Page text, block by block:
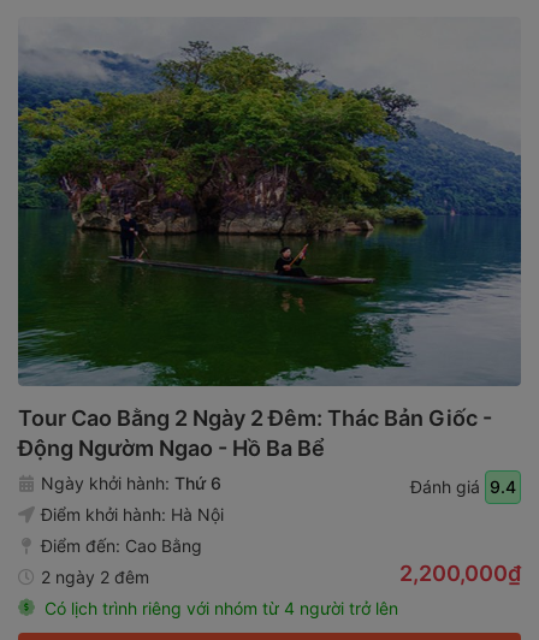
Tour Cao Bằng 2 Ngày 2 Đêm: Thác Bản Giốc -
Động Ngườm Ngao - Hồ Ba Bể
Đánh giá 9.4
2,200,000₫
Ngày khởi hành: Thứ 6
Điểm khởi hành: Hà Nội
Điểm đến: Cao Bằng
2 ngày 2 đêm
Có lịch trình riêng với nhóm từ 4 người trở lên